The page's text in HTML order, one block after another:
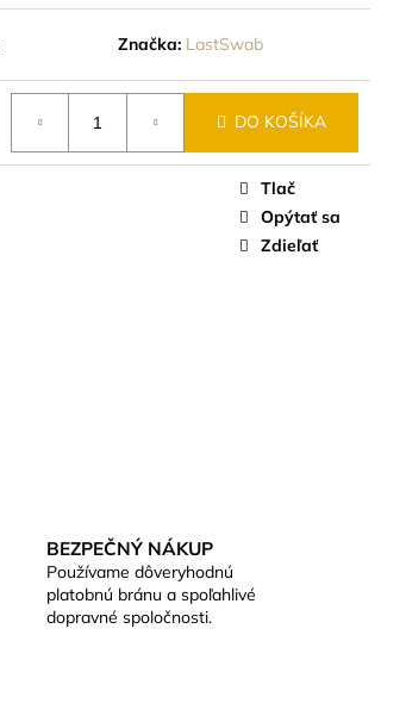
Značka: LastSwab
DO KOŠÍKA
Tlač
Opýtať sa
Zdieľať
BEZPEČNÝ NÁKUP
Používame dôveryhodnú
platobnú bránu a spoľahlivé
dopravné spoločnosti.